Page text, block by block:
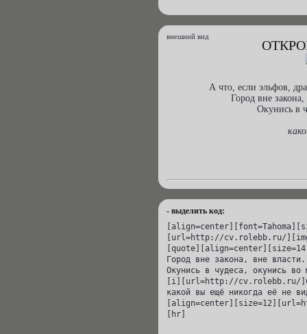
внешний вид
А что, если эльфов,
Город вне
Окунись в
- выделить код:
[url=http://cv.rolebb.ru/
Город вне закона, вне
Окунись в чудеса, окунись
[i][url=http://cv.rolebb.ru/
какой вы ещё никогда её
[hr]